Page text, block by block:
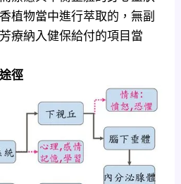
植物當中進行萃取的，無副
療納入健保給付的項目當
徑